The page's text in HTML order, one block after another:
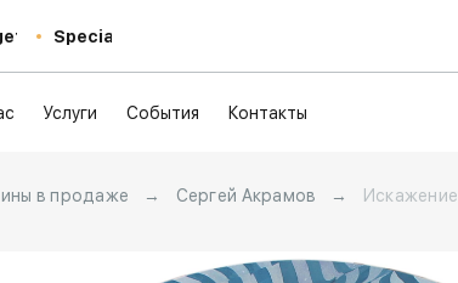
Special
Услуги События Контакты
в продаже → Сергей Акрамов → Искажение